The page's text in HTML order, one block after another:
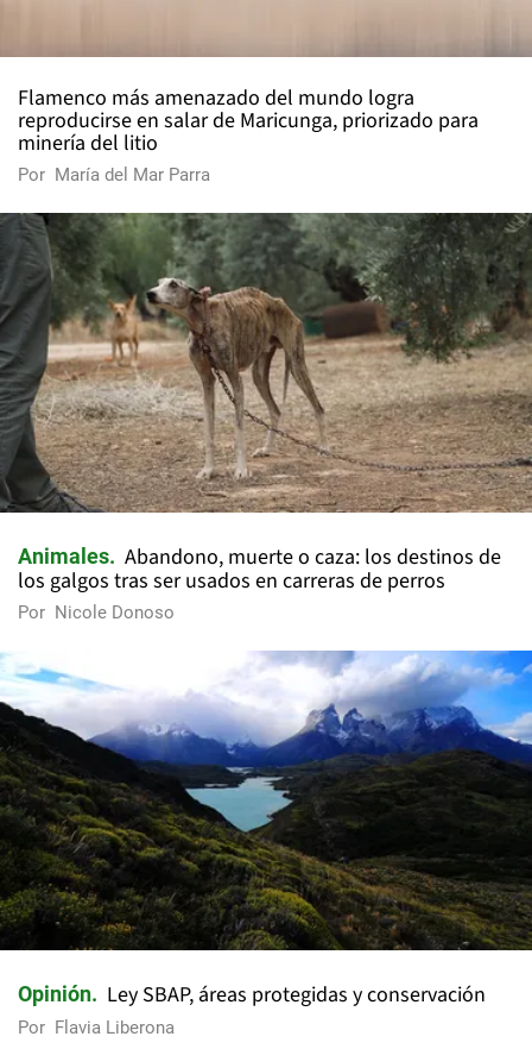
Flamenco más amenazado del mundo logra
reproducirse en salar de Maricunga, priorizado para
minería del litio
Por María del Mar Parra
Animales
Abandono, muerte o caza: los destinos de
los galgos tras ser usados en carreras de perros
Por Nicole Donoso
Opinión Ley SBAP, áreas protegidas y conservación
Por Flavia Liberona